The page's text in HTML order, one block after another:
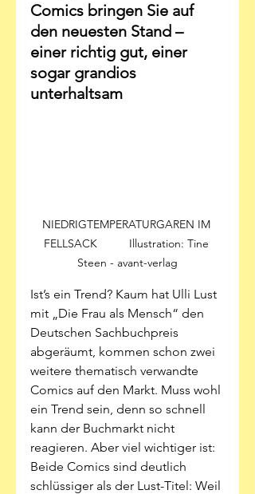
Comics bringen Sie auf
den neuesten Stand –
einer richtig gut, einer
sogar grandios
unterhaltsam
NIEDRIGTEMPERATURGAREN IM
FELLSACK          Illustration: Tine
Steen - avant-verlag
Ist’s ein Trend? Kaum hat Ulli Lust
mit „Die Frau als Mensch“ den
Deutschen Sachbuchpreis
abgeräumt, kommen schon zwei
weitere thematisch verwandte
Comics auf den Markt. Muss wohl
ein Trend sein, denn so schnell
kann der Buchmarkt nicht
reagieren. Aber viel wichtiger ist:
Beide Comics sind deutlich
schlüssiger als der Lust-Titel: Weil